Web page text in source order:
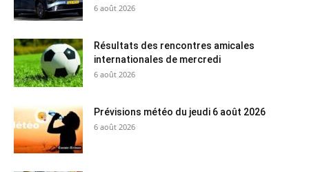
6 août 2026
Résultats des rencontres amicales
internationales de mercredi
6 août 2026
Prévisions météo du jeudi 6 août 2026
6 août 2026